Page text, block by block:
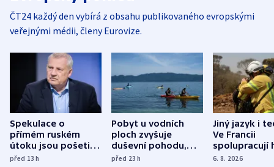
ČT24 každý den vybírá z obsahu publikovaného evropskými
veřejnými médii, členy Eurovize.
Spekulace o
přímém ruském
útoku jsou pošetilé,
míní estonský
před 13h
Pobyt u vodních
ploch zvyšuje
duševní pohodu,
ukázala
před 23h
Jiný jazyk i
Ve Francii
spolupracují
různých zemí
6. 8. 2026